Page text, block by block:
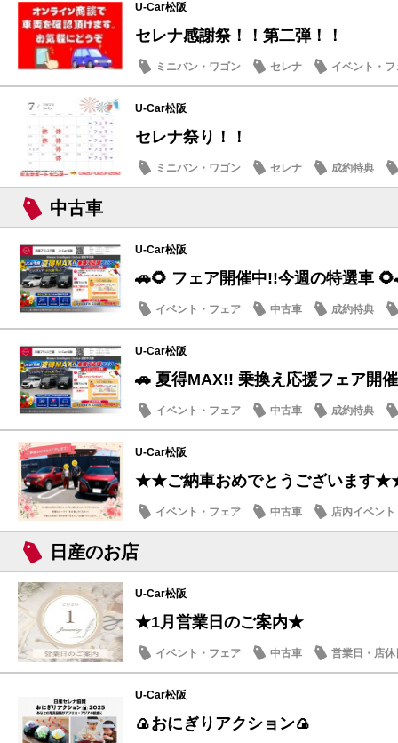
U-Car松阪
セレナ感謝祭！！第二弾！！
ミニバン・ワゴン セレナ イベント・フ
U-Car松阪
セレナ祭り！！
ミニバン・ワゴン セレナ 成約特典
中古車
U-Car松阪
🚗🌻 フェア開催中!!今週の特選車
イベント・フェア 中古車 成約特典
U-Car松阪
🚗 夏得MAX!! 乗換え応援フェア開
イベント・フェア 中古車 成約特典
U-Car松阪
★★ご納車おめでとうございます
イベント・フェア 中古車 店内イベント
日産のお店
U-Car松阪
★1月営業日のご案内★
イベント・フェア 中古車 営業日・店休
U-Car松阪
🍙おにぎりアクション🍙